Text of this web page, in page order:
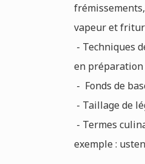
vapeur et
- Techniques
en
- Fonds de
- Taillage de
- Termes
exemple :